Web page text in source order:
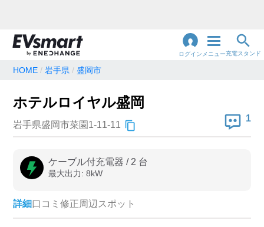
ログイン メニュー充電スタンド
地名・観光スポット・住所で検索
充電器の種類
急速充電器のみ表示
高速道路上のみ表示
HOME 岩手県 盛岡市
ホテルロイヤル盛岡
岩手県盛岡市菜園1-11-11
1
ケーブル付充電器 / 2 台
最大出力: 8kW
詳細口コミ 修正周辺スポット